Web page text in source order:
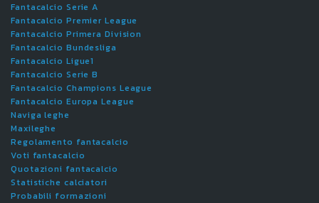
Fantacalcio Serie A
Fantacalcio Premier League
Fantacalcio Primera Division
Fantacalcio Bundesliga
Fantacalcio Ligue1
Fantacalcio Serie B
Fantacalcio Champions League
Fantacalcio Europa League
Naviga leghe
Maxileghe
Regolamento fantacalcio
Voti fantacalcio
Quotazioni fantacalcio
Statistiche calciatori
Probabili formazioni